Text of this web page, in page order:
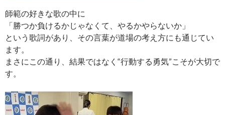
師範の好きな歌の中に
「勝つか負けるかじゃなくて、やるかやらないか」
という歌詞があり、その言葉が道場の考え方にも通じてい
ます。
まさにこの通り、結果ではなく“行動する勇気”こそが大切で
す。